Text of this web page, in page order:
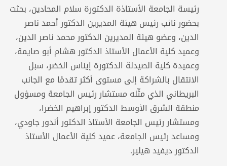
رئيسة الجامعة الأستاذة الدكتورة سلام المحادين، بحثت
بحضور نائب رئيس هيئة المديرين الدكتور أحمد ناصر
الدين، وعضو هيئة المديرين الدكتور محمد ناصر الدين،
وعميد كلية الأعمال الأستاذ الدكتور هشام أبو صايمة،
وعميدة كلية الصيدلة الدكتورة إيناس الخضر، سبل
الانتقال بالشراكة إلى مستوى أكثر تقدمًا مع الجانب
البريطاني الذي مثّله مستشار رئيس الجامعة ومسؤول
منطقة الشرق الأوسط الدكتور إبراهيم الخضرا،
ومستشار رئيس الجامعة الأستاذ الدكتور أندور جاودي،
ومساعد رئيس الجامعة، عميد كلية الأعمال الأستاذ
الدكتور ديفيد هيلير.